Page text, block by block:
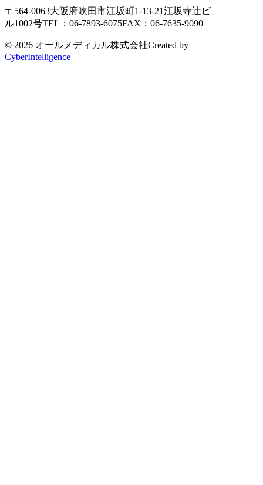
〒564-0063大阪府吹田市江坂町1-13-21江坂寺辻ビ
ル1002号TEL：06-7893-6075FAX：06-7635-9090
© 2026 オールメディカル株式会社Created by
CyberIntelligence